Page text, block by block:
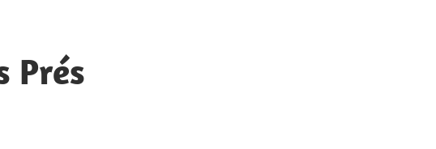
Prés